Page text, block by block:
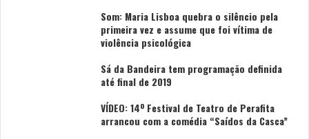
Som: Maria Lisboa quebra o silêncio pela
primeira vez e assume que foi vítima de
violência psicológica
Sá da Bandeira tem programação definida
até final de 2019
VÍDEO: 14º Festival de Teatro de Perafita
arrancou com a comédia “Saídos da Casca”